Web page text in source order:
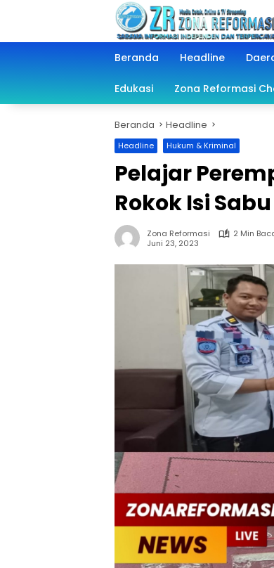
Beranda Headline
Edukasi Zona Reformasi
Beranda Headline
Headline Hukum & Kriminal
Pelajar
Rokok Isi
Zona Reformasi
2 Min
Juni 23, 2023